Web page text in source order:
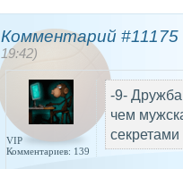
Комментарий #11175
19:42)
VIP
Комментариев: 139
-9-
чем